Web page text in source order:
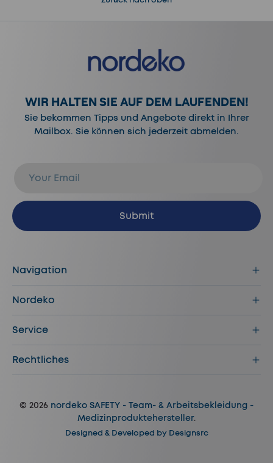
WIR HALTEN SIE AUF DEM LAUFENDEN!
Sie bekommen Tipps und Angebote direkt in Ihrer
Mailbox. Sie können sich jederzeit abmelden.
Abonnieren
Submit
Navigation
Nordeko
Service
Rechtliches
© 2026 nordeko SAFETY - Team- & Arbeitsbekleidung -
Medizinproduktehersteller.
Designed & Developed by Designsrc